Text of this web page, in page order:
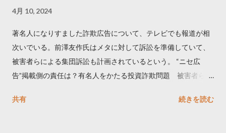
4月 10, 2024
著名人になりすました詐欺広告について、テレビでも報道が相
次いでいる。前澤友作氏はメタに対して訴訟を準備していて、
被害者らによる集団訴訟も計画されているという。 “ニセ広
告”掲載側の責任は？有名人をかたる投資詐欺問題 被害者らが
https://newsdig.tbs.co.jp/articles/-/1091835 なぜなくならな
共有 続きを読む